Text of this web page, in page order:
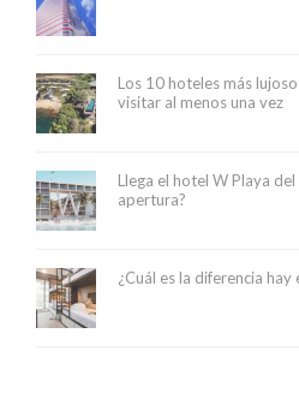
Los 10 hoteles más
visitar al menos una vez
Llega el hotel W Playa
apertura?
¿Cuál es la diferencia